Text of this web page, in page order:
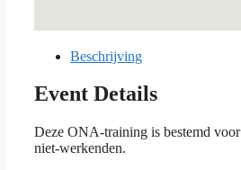
Beschrijving
Event Details
Deze ONA-training is bestemd voor
niet-werkenden.